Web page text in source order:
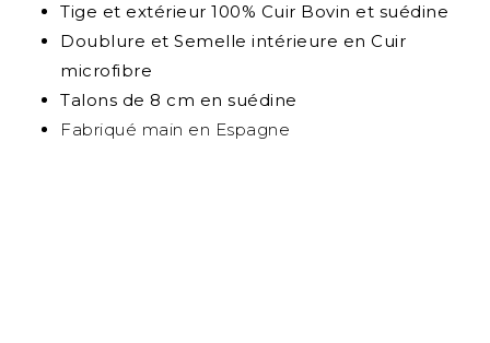
Tige et extérieur 100% Cuir Bovin et suédine
Doublure et Semelle intérieure en Cuir
microfibre
Talons de 8 cm en suédine
Fabriqué main en Espagne